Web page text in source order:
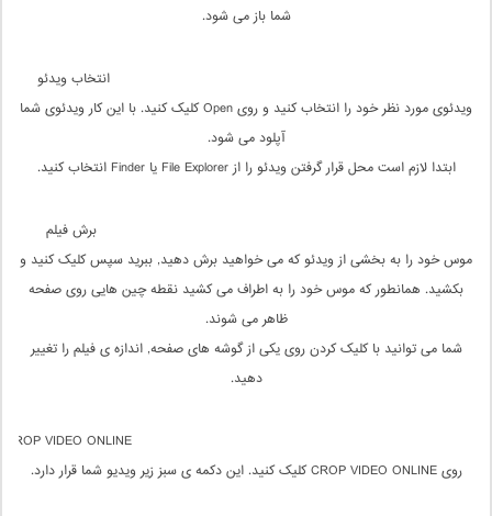
شما باز می شود.
انتخاب ویدئو
ویدئوی مورد نظر خود را انتخاب کنید و روی Open کلیک کنید. با این کار ویدئوی شما
آپلود می شود.
ابتدا لازم است محل قرار گرفتن ویدئو را از File Explorer یا Finder انتخاب کنید.
برش فیلم
موس خود را به بخشی از ویدئو که می خواهید برش دهید, ببرید سپس کلیک کنید و
بکشید. همانطور که موس خود را به اطراف می کشید نقطه چین هایی روی صفحه
ظاهر می شوند.
شما می توانید با کلیک کردن روی یکی از گوشه های صفحه, اندازه ی فیلم را تغییر
دهید.
CROP VIDEO ONLINE
روی CROP VIDEO ONLINE کلیک کنید. این دکمه ی سبز زیر ویدیو شما قرار دارد.